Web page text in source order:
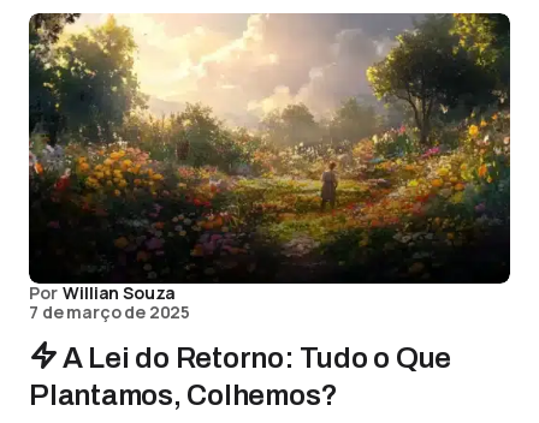
Por Willian Souza
7 de março de 2025
A Lei do Retorno: Tudo o Que
Plantamos, Colhemos?